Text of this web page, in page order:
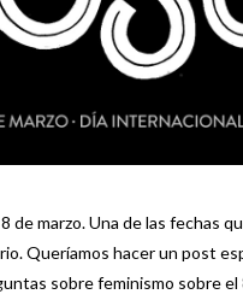
de marzo. Una de las fechas
Queríamos hacer un post
sobre feminismo sobre el